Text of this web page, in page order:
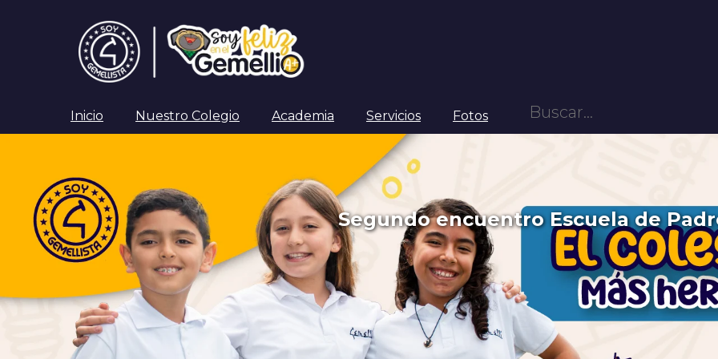
Inicio Nuestro Colegio Academia Servicios Fotos
Segundo encuentro Escuela de